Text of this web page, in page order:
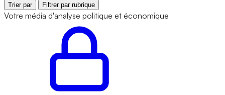
Trier par Filtrer par rubrique
Votre média d'analyse politique et économique